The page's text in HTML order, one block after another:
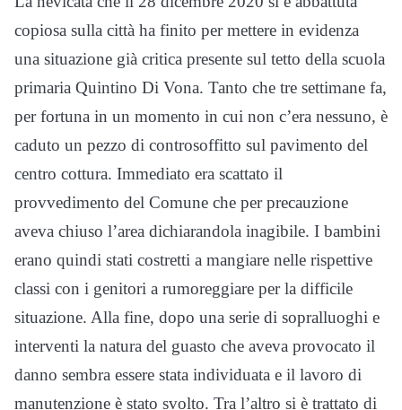
copiosa sulla città ha finito per mettere in evidenza
una situazione già critica presente sul tetto della scuola
primaria Quintino Di Vona. Tanto che tre settimane fa,
per fortuna in un momento in cui non c’era nessuno, è
caduto un pezzo di controsoffitto sul pavimento del
centro cottura. Immediato era scattato il
provvedimento del Comune che per precauzione
aveva chiuso l’area dichiarandola inagibile. I bambini
erano quindi stati costretti a mangiare nelle rispettive
classi con i genitori a rumoreggiare per la difficile
situazione. Alla fine, dopo una serie di sopralluoghi e
interventi la natura del guasto che aveva provocato il
danno sembra essere stata individuata e il lavoro di
manutenzione è stato svolto. Tra l’altro si è trattato di